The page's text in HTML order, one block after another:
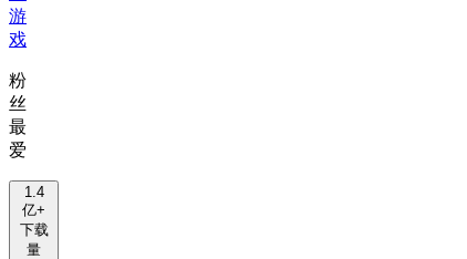
游
戏
粉
丝
最
爱
1.4
亿+
下载
量